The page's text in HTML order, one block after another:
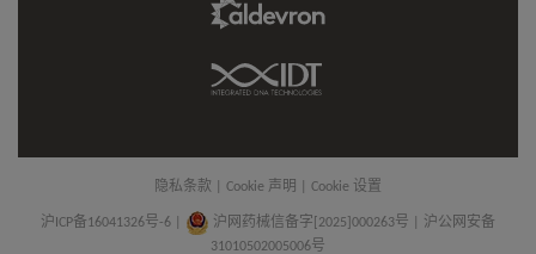
IDT
Link
隐私条款 Cookie 声明 Cookie 设置
沪ICP备16041326号-6
沪网药械信备字[2025]000263号 | 沪公网安备
31010502005006号